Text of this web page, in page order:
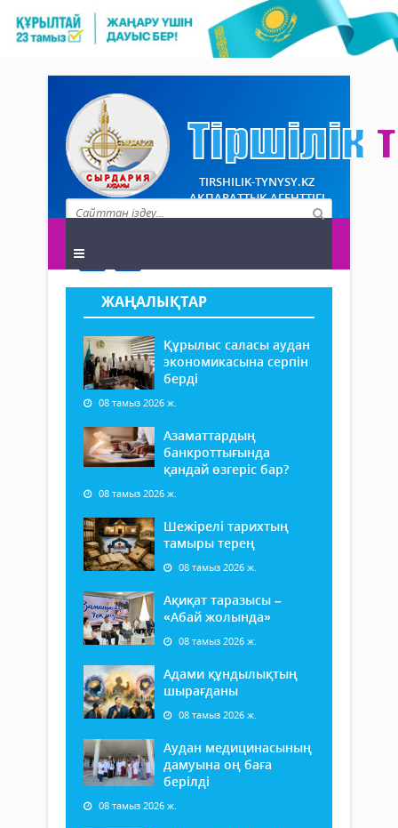
TIRSHILIK-TYNYSY.KZ
АҚПАРАТТЫҚ АГЕНТТІГІ
ЖАҢАЛЫҚТАР
Құрылыс саласы аудан
экономикасына серпін
берді
08 тамыз 2026 ж.
Азаматтардың
банкроттығында
қандай өзгеріс бар?
08 тамыз 2026 ж.
Шежірелі тарихтың
тамыры терең
08 тамыз 2026 ж.
Ақиқат таразысы –
«Абай жолында»
08 тамыз 2026 ж.
Адами құндылықтың
шырағданы
08 тамыз 2026 ж.
Аудан медицинасының
дамуына оң баға
берілді
08 тамыз 2026 ж.